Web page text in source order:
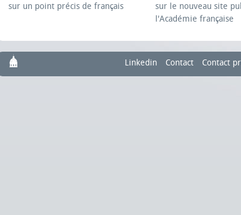
sur un point précis de français
sur le nouveau site
l'Académie française
Linkedin Contact Contact